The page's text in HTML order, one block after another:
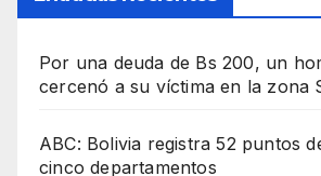
Por una deuda de Bs 200, un
cercenó a su víctima en la zona
ABC: Bolivia registra 52 puntos
cinco departamentos